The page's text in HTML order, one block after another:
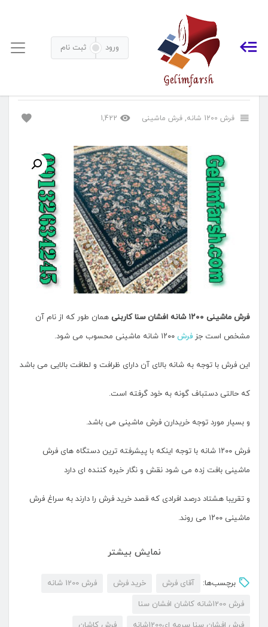
ورود ثبت نام
فرش ماشینی
افشان سنا کاربنی
فرش ماشینی ۱۲۰۰ شانه افشان سنا کاربنی
فرش 1200 شانه , فرش ماشینی 1,422
فرش ماشینی ۱۲۰۰ شانه افشان سنا کاربنی
همان طور که از نام آن
مشخص است جز فرش
این فرش با توجه به شانه بالای آن دارای ظرافت و لطافت بالایی می باشد
که حالتی دستباف گونه به خود گرفته است.
و بسیار مورد توجه خریدارن فرش ماشینی می باشد.
فرش ۱۲۰۰ شانه با توجه اینکه با پیشرفته ترین دستگاه های فرش
ماشینی بافت زده می شود نقش و نگار خیره کننده ای دارد
و تقریبا هشتاد درصد افرادی که قصد خرید فرش را دارند به سراغ فرش
ماشینی ۱۲۰۰ می روند.
فرش ۱۲۰۰ شانه نیز مانند تمامی فرش های ماشینی ویژگی های منحصر
به فرش خود را دارد که باید هنگام خرید فرش مورد توجه قرار دهیم
نمایش بیشتر
برچسب‌ها: آقای فرش خرید فرش
فرش 1200 شانه
فرش 1200شانه کاشان افشان سنا